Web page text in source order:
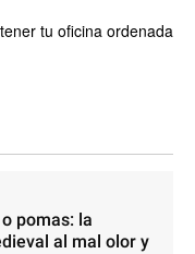
tu oficina ordenada
pomas: la
al mal olor y